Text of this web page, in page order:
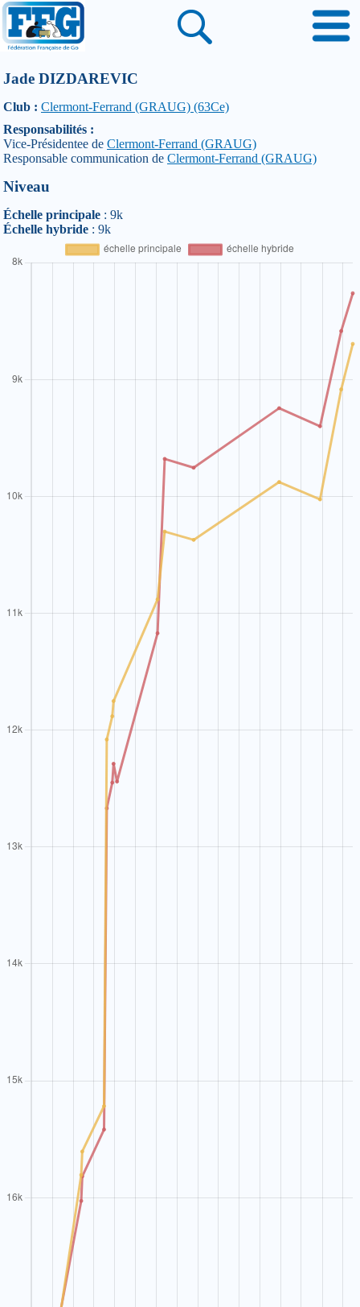
Jade DIZDAREVIC
Club : Clermont-Ferrand (GRAUG) (63Ce)
Responsabilités :
Vice-Présidentee de Clermont-Ferrand (GRAUG)
Responsable communication de Clermont-Ferrand (GRAUG)
Niveau
Échelle principale : 9k
Échelle hybride : 9k